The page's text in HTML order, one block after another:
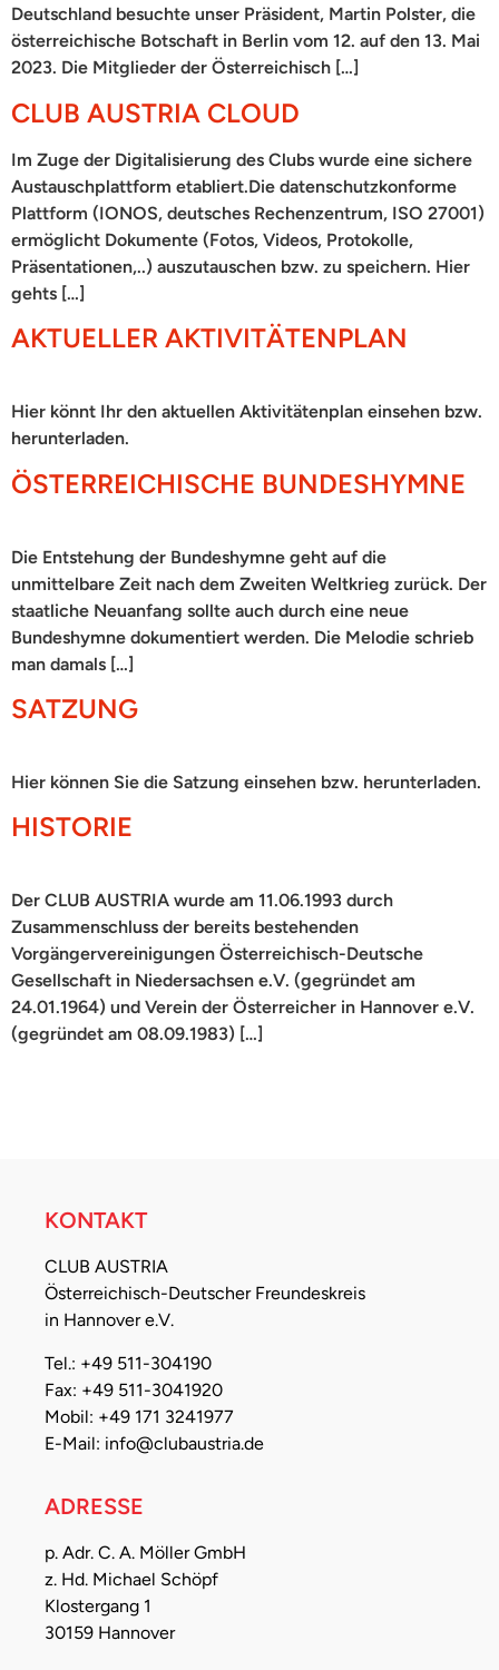
Deutschland besuchte unser Präsident, Martin Polster, die
österreichische Botschaft in Berlin vom 12. auf den 13. Mai
2023. Die Mitglieder der Österreichisch […]
CLUB AUSTRIA CLOUD
Im Zuge der Digitalisierung des Clubs wurde eine sichere
Austauschplattform etabliert.Die datenschutzkonforme
Plattform (IONOS, deutsches Rechenzentrum, ISO 27001)
ermöglicht Dokumente (Fotos, Videos, Protokolle,
Präsentationen,..) auszutauschen bzw. zu speichern. Hier
gehts […]
AKTUELLER AKTIVITÄTENPLAN
Hier könnt Ihr den aktuellen Aktivitätenplan einsehen bzw.
herunterladen.
ÖSTERREICHISCHE BUNDESHYMNE
Die Entstehung der Bundeshymne geht auf die
unmittelbare Zeit nach dem Zweiten Weltkrieg zurück. Der
staatliche Neuanfang sollte auch durch eine neue
Bundeshymne dokumentiert werden. Die Melodie schrieb
man damals […]
SATZUNG
Hier können Sie die Satzung einsehen bzw. herunterladen.
HISTORIE
Der CLUB AUSTRIA wurde am 11.06.1993 durch
Zusammenschluss der bereits bestehenden
Vorgängervereinigungen Österreichisch-Deutsche
Gesellschaft in Niedersachsen e.V. (gegründet am
24.01.1964) und Verein der Österreicher in Hannover e.V.
(gegründet am 08.09.1983) […]
KONTAKT
CLUB AUSTRIA
Österreichisch-Deutscher Freundeskreis
in Hannover e.V.
Tel.: +49 511-304190
Fax: +49 511-3041920
Mobil: +49 171 3241977
E-Mail: info@clubaustria.de
ADRESSE
p. Adr. C. A. Möller GmbH
z. Hd. Michael Schöpf
Klostergang 1
30159 Hannover